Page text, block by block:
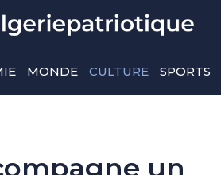
MONDE CULTURE SPORTS
un